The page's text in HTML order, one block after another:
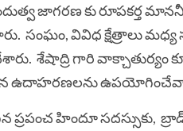
జాగరణ కు రూపకర్త
సంఘం, వివిధ క్షేత్రాలు
శేషాద్రి గారి వాక్చాతుర్యం
ఉదాహరణలను
హిందూ సదస్సుకు,